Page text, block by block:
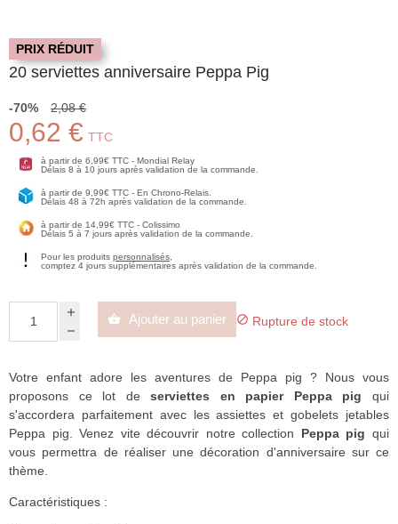
PRIX RÉDUIT
20 serviettes anniversaire Peppa Pig
-70% 2,08 €
0,62 € TTC
à partir de 6,99€ TTC - Mondial Relay
Délais 8 à 10 jours après validation de la commande.
à partir de 9,99€ TTC - En Chrono-Relais.
Délais 48 à 72h après validation de la commande.
à partir de 14,99€ TTC - Colissimo
Délais 5 à 7 jours après validation de la commande.
Pour les produits personnalisés
comptez 4 jours supplémentaires après validation de la commande.
 Ajouter au panier  Rupture de stock
Votre enfant adore les aventures de Peppa pig ? Nous vous
proposons ce lot deserviettes en papier Peppa pigqui
s'accordera parfaitement avec les assiettes et gobelets jetables
Peppa pig. Venez vite découvrir notre collection Peppa pig qui
vous permettra de réaliser une décoration d'anniversaire sur ce
thème.
Caractéristiques :